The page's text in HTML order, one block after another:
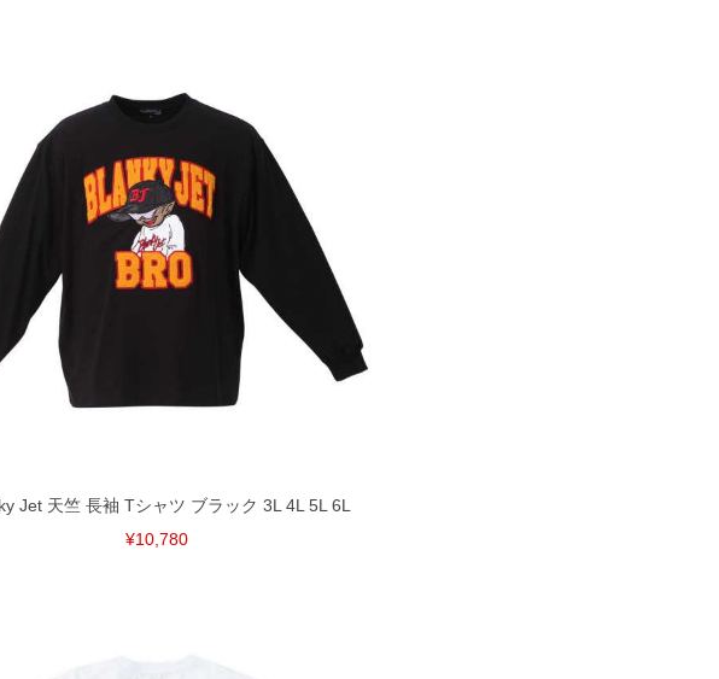
Jet 天竺 長袖 Tシャツ ブラック 3L 4L 5L 6L
¥10,780